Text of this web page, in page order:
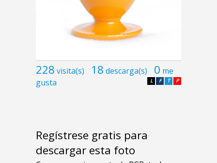
228 visita(s) 18 descarga(s) 0 me
gusta
P
T
F
L
Regístrese gratis para
descargar esta foto